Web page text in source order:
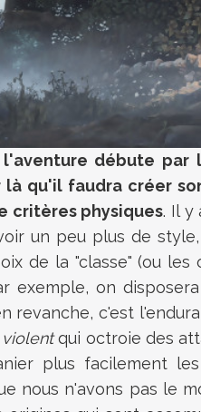
l'aventure débute
là qu'il faudra créer
critères physiques. Il y
un peu plus de
de la "classe" (ou les
exemple, on
revanche, c'est
violentqui octroie des
plus facilement
nous n'avons pas le